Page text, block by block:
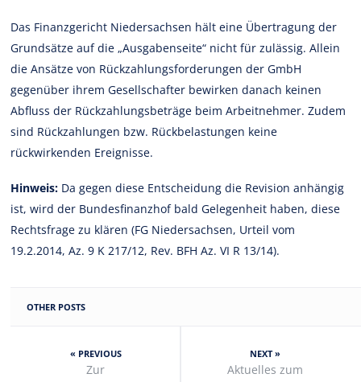
Das Finanzgericht Niedersachsen hält eine Übertragung der
Grundsätze auf die „Ausgabenseite“ nicht für zulässig. Allein
die Ansätze von Rückzahlungsforderungen der GmbH
gegenüber ihrem Gesellschafter bewirken danach keinen
Abfluss der Rückzahlungsbeträge beim Arbeitnehmer. Zudem
sind Rückzahlungen bzw. Rückbelastungen keine
rückwirkenden Ereignisse.
Hinweis: Da gegen diese Entscheidung die Revision anhängig
ist, wird der Bundesfinanzhof bald Gelegenheit haben, diese
Rechtsfrage zu klären (FG Niedersachsen, Urteil vom
19.2.2014, Az. 9 K 217/12, Rev. BFH Az. VI R 13/14).
OTHER POSTS
« PREVIOUS
Zur
NEXT »
Aktuelles zum